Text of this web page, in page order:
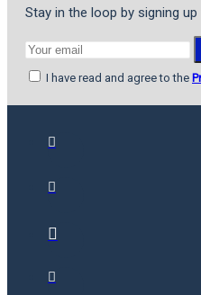
Stay in the loop by signing
I have read and agree to the